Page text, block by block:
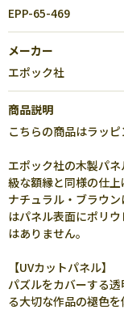
EPP-65-469
メーカー
エポック社
商品説明
こちらの商品はラッピ
エポック社の木製パ
級な額縁と同様の仕上
ナチュラル・ブラウ
はパネル表面にポリ
はありません。
【UVカットパネル】
パズルをカバーする
る大切な作品の褪色を